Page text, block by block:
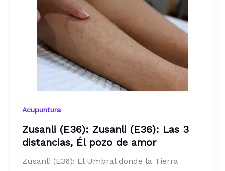
Acupuntura
Zusanli (E36): Zusanli (E36): Las 3
distancias, Él pozo de amor
Zusanli (E36): El Umbral donde la Tierra